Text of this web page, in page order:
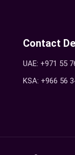
Contact
UAE: +971 55
KSA: +966 56